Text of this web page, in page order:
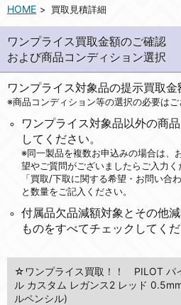
HOME 買取見積詳細
ワンプライス買取金額のご確認
および商品コンディション選択
ワンプライス対象品の提示買取金
※商品コンディション等の選択の必要はご
ワンプライス対象品以外の商
してください。
※同一製品を複数お申込みの場合は、
望やご質問がございましたらご入力く
「買取/下取に関する希望・お問い合
と数量をご記入ください。
付属品欠品減額対象とその他
ものをすべてチェックしてくだ
☆ワンプライス買取！！ PILOT パ
ル カスタム レガンス2 レッド
ルペンシル)